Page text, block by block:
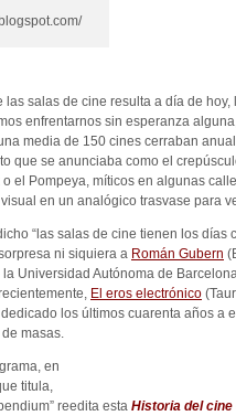
las salas de cine resulta a día de
enfrentarnos sin esperanza
media de 150 cines cerraban
que se anunciaba como el
o el Pompeya, míticos en algunas
en un analógico trasvase para
“las salas de cine tienen los días
ni siquiera a Román Gubern
Universidad Autónoma de
El eros electrónico
los últimos cuarenta años a
masas.
en
titula,
reedita esta Historia del cine